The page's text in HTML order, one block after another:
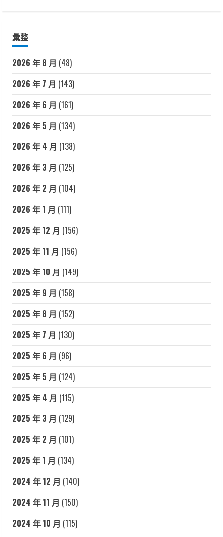
彙整
2026 年 8 月 (48)
2026 年 7 月 (143)
2026 年 6 月 (161)
2026 年 5 月 (134)
2026 年 4 月 (138)
2026 年 3 月 (125)
2026 年 2 月 (104)
2026 年 1 月 (111)
2025 年 12 月 (156)
2025 年 11 月 (156)
2025 年 10 月 (149)
2025 年 9 月 (158)
2025 年 8 月 (152)
2025 年 7 月 (130)
2025 年 6 月 (96)
2025 年 5 月 (124)
2025 年 4 月 (115)
2025 年 3 月 (129)
2025 年 2 月 (101)
2025 年 1 月 (134)
2024 年 12 月 (140)
2024 年 11 月 (150)
2024 年 10 月 (115)